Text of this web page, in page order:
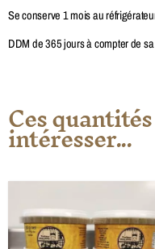
Se conserve 1 mois au
DDM de 365 jours à compter de
Ces
intéresser...